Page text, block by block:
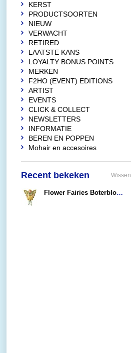
KERST
PRODUCTSOORTEN
NIEUW
VERWACHT
RETIRED
LAATSTE KANS
LOYALTY BONUS POINTS
MERKEN
F2HO (EVENT) EDITIONS
ARTIST
EVENTS
CLICK & COLLECT
NEWSLETTERS
INFORMATIE
BEREN EN POPPEN
Mohair en accesoires
Recent bekeken Wissen
Flower Fairies Boterbloem Fairy (Steker)